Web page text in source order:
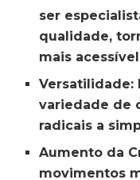
ser
qualidade,
mais
Versatilidade:
variedade de
radicais a
Aumento da
movimentos